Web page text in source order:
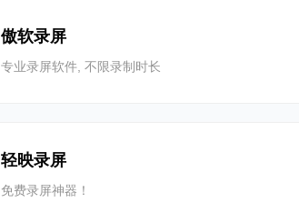
傲软录屏
专业录屏软件, 不限录制时长
轻映录屏
免费录屏神器！